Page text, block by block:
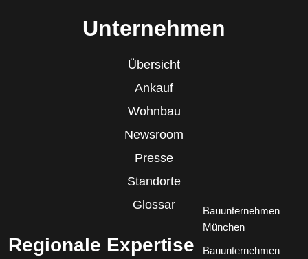
Unternehmen
Übersicht
Ankauf
Wohnbau
Newsroom
Presse
Standorte
Glossar
Regionale Expertise
Bauunternehmen
München
Bauunternehmen